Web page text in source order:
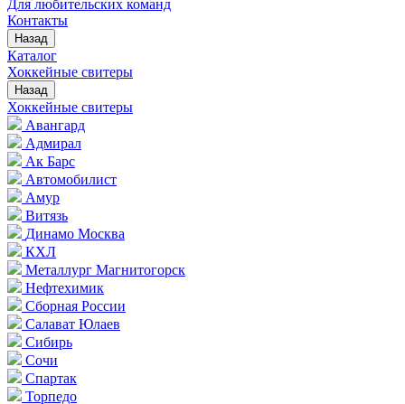
Для любительских команд
Контакты
Назад
Каталог
Хоккейные свитеры
Назад
Хоккейные свитеры
Авангард
Адмирал
Ак Барс
Автомобилист
Амур
Витязь
Динамо Москва
КХЛ
Металлург Магнитогорск
Нефтехимик
Сборная России
Салават Юлаев
Сибирь
Сочи
Спартак
Торпедо